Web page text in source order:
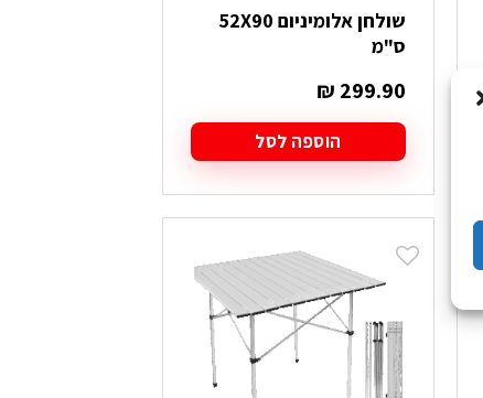
שולחן אלומיניום 52X90
ס"מ
₪ 299.90
הוספה לסל